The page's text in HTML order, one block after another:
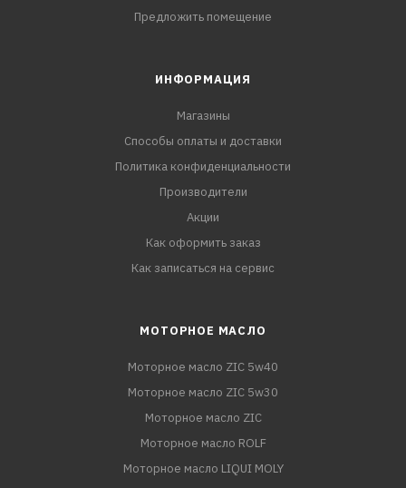
Предложить помещение
ИНФОРМАЦИЯ
Магазины
Способы оплаты и доставки
Политика конфиденциальности
Производители
Акции
Как оформить заказ
Как записаться на сервис
МОТОРНОЕ МАСЛО
Моторное масло ZIC 5w40
Моторное масло ZIC 5w30
Моторное масло ZIC
Моторное масло ROLF
Моторное масло LIQUI MOLY